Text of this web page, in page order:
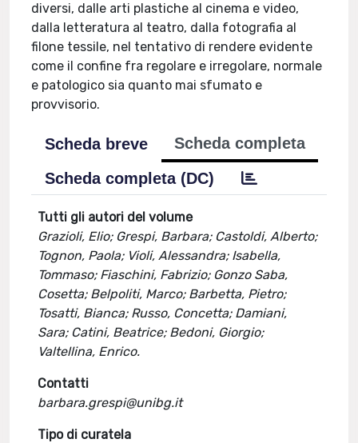
diversi, dalle arti plastiche al cinema e video,
dalla letteratura al teatro, dalla fotografia al
filone tessile, nel tentativo di rendere evidente
come il confine fra regolare e irregolare, normale
e patologico sia quanto mai sfumato e
provvisorio.
Scheda breve
Scheda completa
Scheda completa (DC)
Tutti gli autori del volume
Grazioli, Elio; Grespi, Barbara; Castoldi, Alberto;
Tognon, Paola; Violi, Alessandra; Isabella,
Tommaso; Fiaschini, Fabrizio; Gonzo Saba,
Cosetta; Belpoliti, Marco; Barbetta, Pietro;
Tosatti, Bianca; Russo, Concetta; Damiani,
Sara; Catini, Beatrice; Bedoni, Giorgio;
Valtellina, Enrico.
Contatti
barbara.grespi@unibg.it
Tipo di curatela